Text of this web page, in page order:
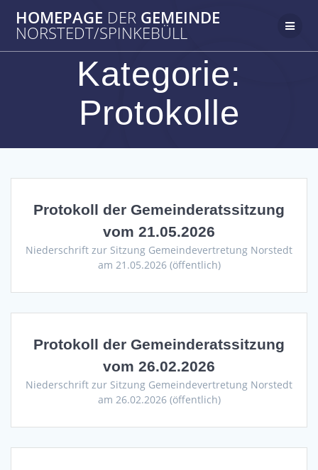
Inhalt
springen
HOMEPAGE DER GEMEINDE
NORSTEDT/SPINKEBÜLL
Kategorie:
Protokolle
Protokoll der Gemeinderatssitzung
vom 21.05.2026
Niederschrift zur Sitzung Gemeindevertretung Norstedt
am 21.05.2026 (öffentlich)
Protokoll der Gemeinderatssitzung
vom 26.02.2026
Niederschrift zur Sitzung Gemeindevertretung Norstedt
am 26.02.2026 (öffentlich)